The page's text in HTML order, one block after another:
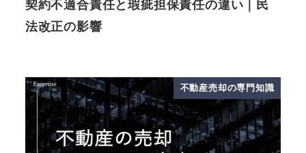
契約不適合責任と瑕疵担保責任の違い｜民
法改正の影響
不動産売却の専門知識